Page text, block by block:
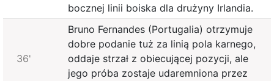
bocznej linii boiska dla drużyny Irlandia.
36'
Bruno Fernandes (Portugalia) otrzymuje
dobre podanie tuż za linią pola karnego,
oddaje strzał z obiecującej pozycji, ale
jego próba zostaje udaremniona przez